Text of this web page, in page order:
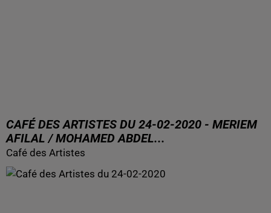
CAFÉ DES ARTISTES DU 24-02-2020 - MERIEM
AFILAL / MOHAMED ABDEL...
Café des Artistes